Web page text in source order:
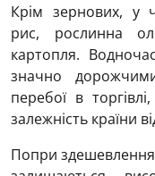
Крім зернових, у
рис, рослинна
картопля.
значно
перебої в
залежність країни
Попри здешевлення